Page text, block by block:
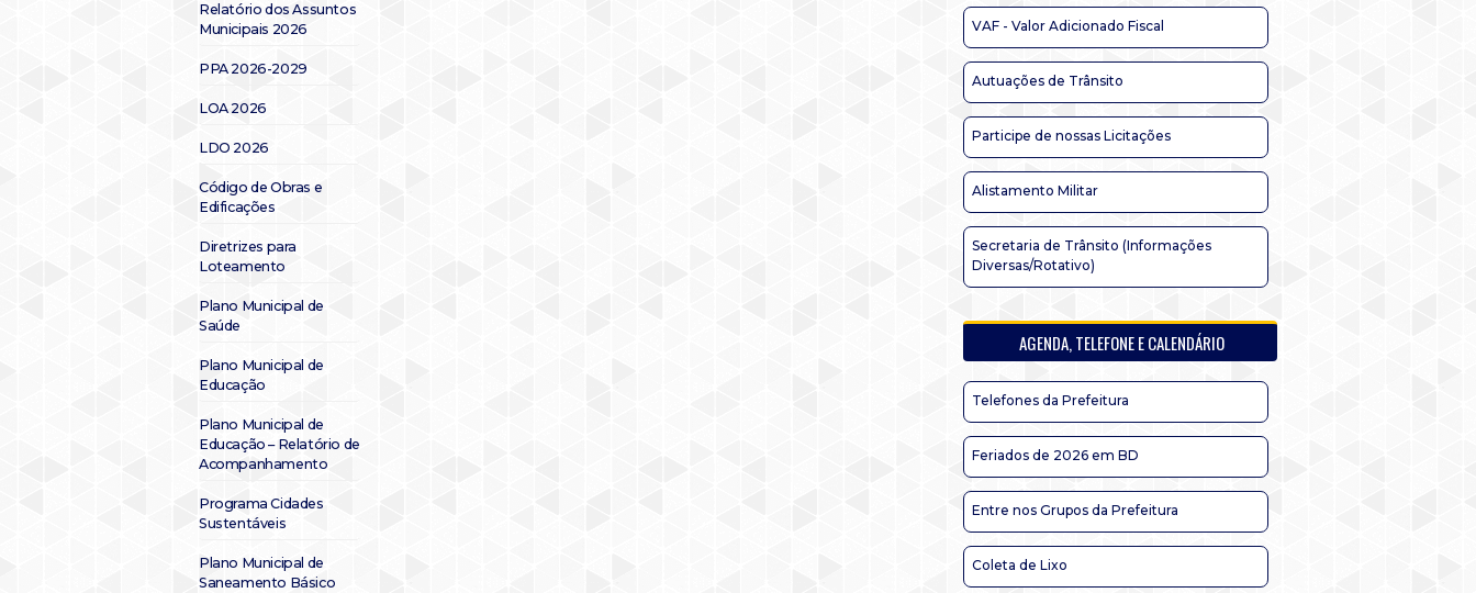
Relatório dos Assuntos
Municipais 2026
PPA 2026-2029
LOA 2026
LDO 2026
Código de Obras e
Edificações
Diretrizes para
Loteamento
Plano Municipal de
Saúde
Plano Municipal de
Educação
Plano Municipal de
Educação – Relatório de
Acompanhamento
Programa Cidades
Sustentáveis
Plano Municipal de
Saneamento Básico
VAF - Valor Adicionado Fiscal
Autuações de Trânsito
Participe de nossas Licitações
Alistamento Militar
Secretaria de Trânsito (Informações
Diversas/Rotativo)
AGENDA, TELEFONE E CALENDÁRIO
Telefones da Prefeitura
Feriados de 2026 em BD
Entre nos Grupos da Prefeitura
Coleta de Lixo